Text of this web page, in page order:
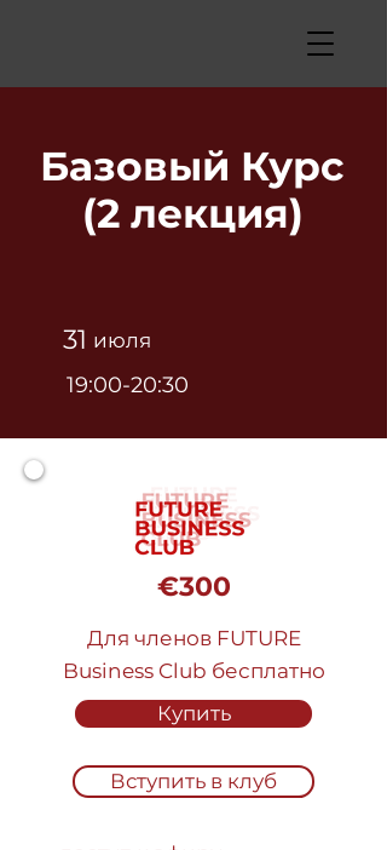
Базовый Курс
(2 лекция)
31 июля
19:00-20:30
€300
Для членов FUTURE
Business Club бесплатно
Купить
Вступить в клуб